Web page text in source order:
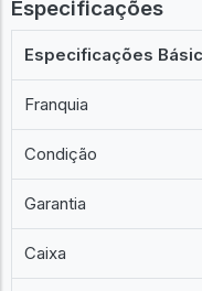
Especificações
Especificações
Franquia
Condição
Garantia
Caixa